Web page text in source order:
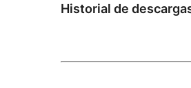
Historial de